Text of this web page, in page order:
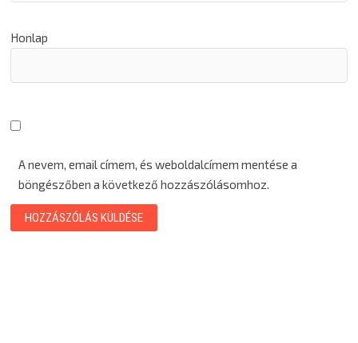
Honlap
A nevem, email címem, és weboldalcímem mentése a
böngészőben a következő hozzászólásomhoz.